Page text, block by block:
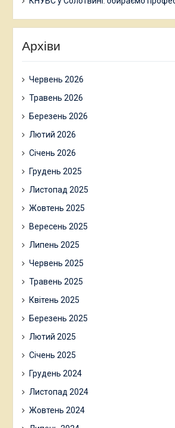
Архіви
Червень 2026
Травень 2026
Березень 2026
Лютий 2026
Січень 2026
Грудень 2025
Листопад 2025
Жовтень 2025
Вересень 2025
Липень 2025
Червень 2025
Травень 2025
Квітень 2025
Березень 2025
Лютий 2025
Січень 2025
Грудень 2024
Листопад 2024
Жовтень 2024